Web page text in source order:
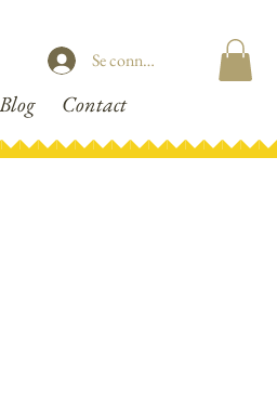
Contact
Se connecter